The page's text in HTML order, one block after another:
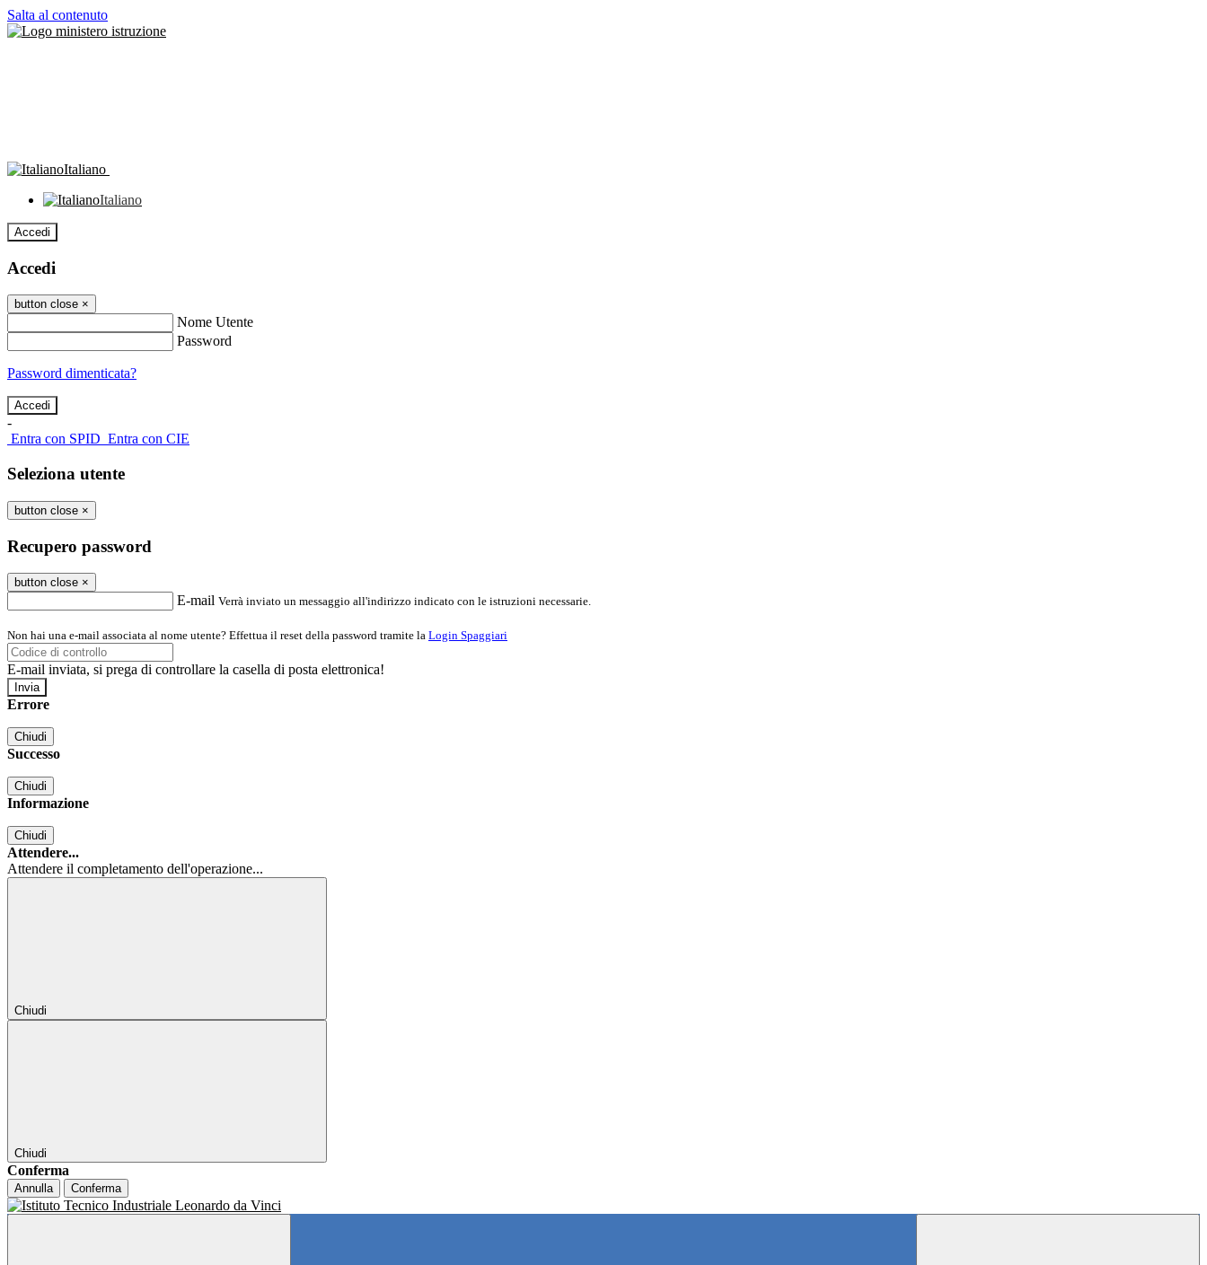
Salta al contenuto
Italiano
Italiano
Accedi
Accedi
button close ×
Nome Utente
Password
Password dimenticata?
-
Entra con SPID Entra con CIE
Seleziona utente
button close ×
Recupero password
button close ×
E-mail Verrà inviato un messaggio all'indirizzo indicato con le istruzioni necessarie.
Non hai una e-mail associata al nome utente? Effettua il reset della password tramite la Login Spaggiari
E-mail inviata, si prega di controllare la casella di posta elettronica!
Errore
Chiudi
Successo
Chiudi
Informazione
Chiudi
Attendere...
Attendere il completamento dell'operazione...
Chiudi
Chiudi
Conferma
Annulla Conferma